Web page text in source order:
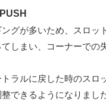
グが多いため、スロッ
しまい、コーナーでの
ラルに戻した時のスロ
できるようになりました